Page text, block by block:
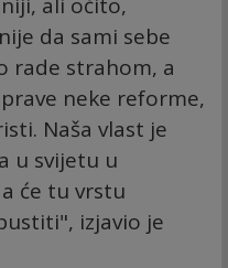
da sami sebe
rade strahom, a
neke reforme,
Naša vlast je
u svijetu u
će tu vrstu
izjavio je